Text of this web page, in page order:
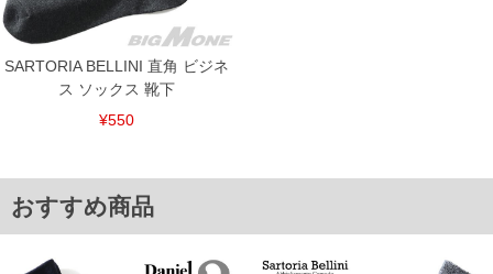
ンピュータ画面）によって、商品の色味が若干異なる場合がございます。予めご了承
ください。
舗からのお取り寄せ等により、お客様にご迷惑をお掛けしてしまう場合がございま
す。そのようなことがない様最大限に努めておりますが、もしあった場合速やかにご
SARTORIA BELLINI 直角 ビジネ
ス ソックス 靴下
¥550
おすすめ商品